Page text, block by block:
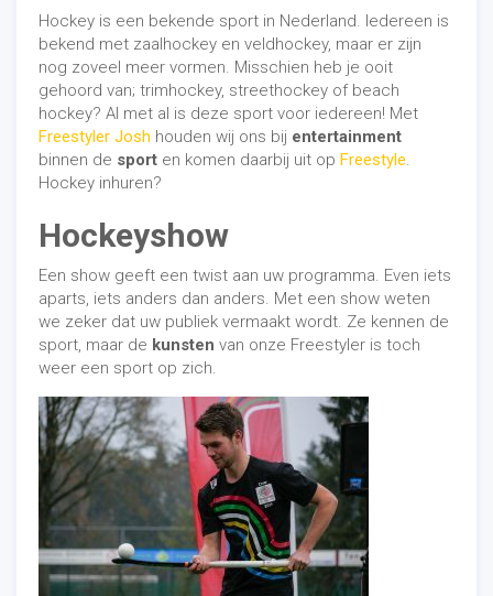
Hockey is een bekende sport in Nederland. Iedereen is
bekend met zaalhockey en veldhockey, maar er zijn
nog zoveel meer vormen. Misschien heb je ooit
gehoord van; trimhockey, streethockey of beach
hockey? Al met al is deze sport voor iedereen! Met
Freestyler Josh houden wij ons bij entertainment
binnen de sport en komen daarbij uit op Freestyle.
Hockey inhuren?
Hockeyshow
Een show geeft een twist aan uw programma. Even iets
aparts, iets anders dan anders. Met een show weten
we zeker dat uw publiek vermaakt wordt. Ze kennen de
sport, maar de kunsten van onze Freestyler is toch
weer een sport op zich.